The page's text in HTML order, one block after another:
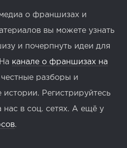
о франшизах и
вы можете узнать
и почерпнуть идеи для
канале о франшизах на
разборы и
Регистрируйтесь
нас в соц. сетях. А ещё у
.